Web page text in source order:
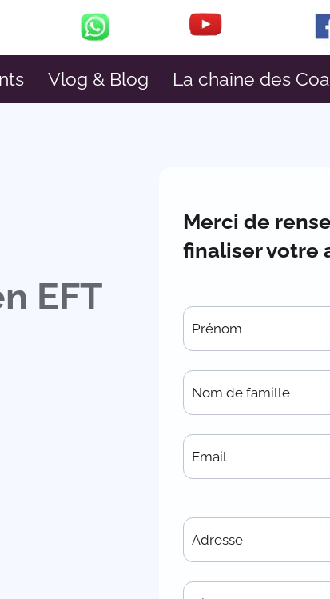
Vlog & Blog La chaîne des
EFT
Merci de
finaliser votre